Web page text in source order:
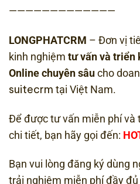
—————————————
LONGPHATCRM – Đơn vị
kinh nghiệm tư vấn và triển
Online chuyên sâucho
suitecrm tại Việt Nam.
Để được tư vấn miễn phí và
chi tiết, bạn hãy gọi đến:
Bạn vui lòng đăng ký dùng
trải nghiệm miễn phí đầy